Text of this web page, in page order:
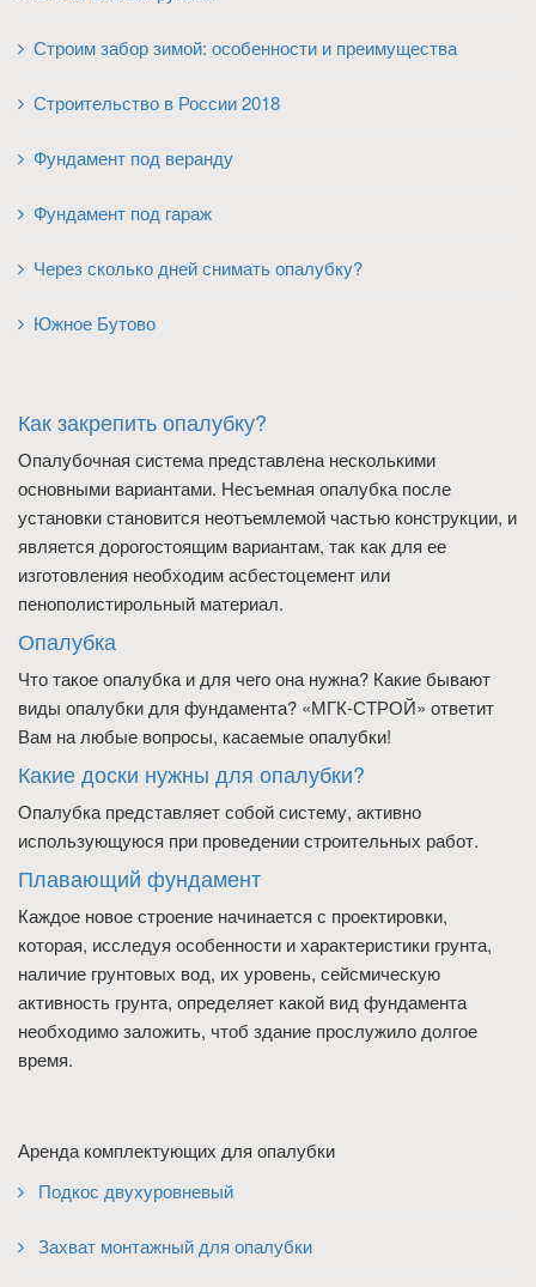
Строим забор зимой: особенности и преимущества
Строительство в России 2018
Фундамент под веранду
Фундамент под гараж
Через сколько дней снимать опалубку?
Южное Бутово
Как закрепить опалубку?
Опалубочная система представлена несколькими
основными вариантами. Несъемная опалубка после
установки становится неотъемлемой частью конструкции, и
является дорогостоящим вариантам, так как для ее
изготовления необходим асбестоцемент или
пенополистирольный материал.
Опалубка
Что такое опалубка и для чего она нужна? Какие бывают
виды опалубки для фундамента? «МГК-СТРОЙ» ответит
Вам на любые вопросы, касаемые опалубки!
Какие доски нужны для опалубки?
Опалубка представляет собой систему, активно
использующуюся при проведении строительных работ.
Плавающий фундамент
Каждое новое строение начинается с проектировки,
которая, исследуя особенности и характеристики грунта,
наличие грунтовых вод, их уровень, сейсмическую
активность грунта, определяет какой вид фундамента
необходимо заложить, чтоб здание прослужило долгое
время.
Аренда комплектующих для опалубки
Подкос двухуровневый
Захват монтажный для опалубки